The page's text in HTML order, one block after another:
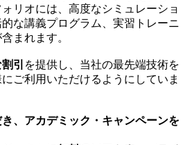
リオには、高度なシミュレーショ
な講義プログラム、実習トレーニ
まれます。
引 を提供し、当社の最先端技術を
ご利用いただけるようにしていま
、アカデミック・キャンペーンを